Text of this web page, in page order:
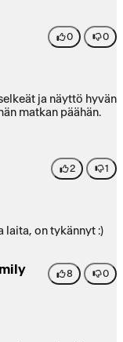
0 0
ja näyttö hyvän
matkan päähän.
2 1
laita, on tykännyt :)
8 0